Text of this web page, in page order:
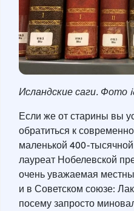
Исландские саги.
Если же от старины вы
обратиться к
маленькой 400-
лауреат Нобелевской
очень уважаемая
и в Советском союзе:
посему запросто